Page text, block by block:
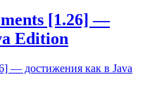
[1.26] —
Edition